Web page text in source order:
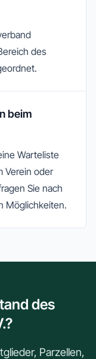
des
beim
Warteliste
Verein oder
Sie nach
Möglichkeiten.
des
Parzellen,